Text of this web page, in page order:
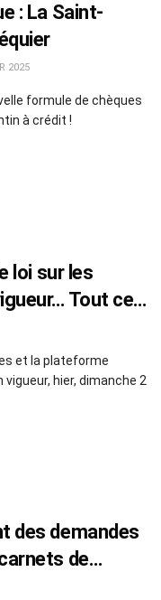
: La Saint-
2025
formule de chèques
à crédit !
loi sur les
Tout ce
et la plateforme
hier, dimanche 2
des demandes
de